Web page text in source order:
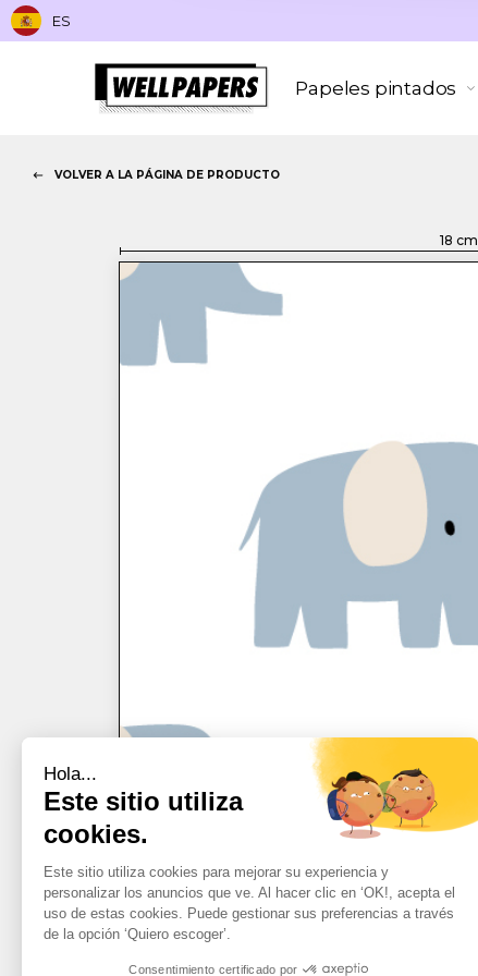
Hola...
Este sitio utiliza
cookies.
Este sitio utiliza cookies para mejorar su experiencia y
personalizar los anuncios que ve. Al hacer clic en ‘OK!, acepta el
uso de estas cookies. Puede gestionar sus preferencias a través
de la opción ‘Quiero escoger’.
Consentimiento certificado por
ES
Papeles pintados
VOLVER A LA PÁGINA DE PRODUCTO
18 cm